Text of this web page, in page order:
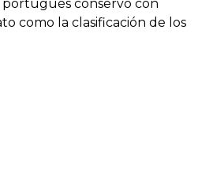
portugués conservó con
como la clasificación de los